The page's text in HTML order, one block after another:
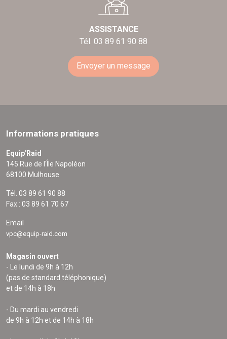
ASSISTANCE
Tél. 03 89 61 90 88
Envoyer un message
Informations pratiques
Equip'Raid
145 Rue de l'Île Napoléon
68100 Mulhouse
Tél. 03 89 61 90 88
Fax : 03 89 61 70 67
Email
vpc@equip-raid.com
Magasin ouvert
- Le lundi de 9h à 12h
(pas de standard téléphonique)
et de 14h à 18h
- Du mardi au vendredi
de 9h à 12h et de 14h à 18h